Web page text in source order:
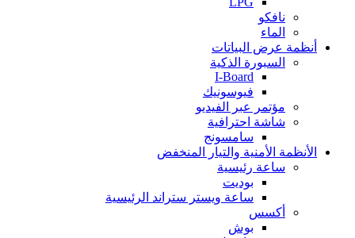
نافكو
الماء
أنظمة عرض البياتات
السبورة الذكية
I-Board
فيوسونيك
مؤتمر عبر الفيديو
شاشة احترافية
سامسونج
الأنظمة الأمنية والتيار المنخفض
ساعة رئيسية
بوديت
ساعة ويستر ستراند الرئيسية
أكسس
بوش